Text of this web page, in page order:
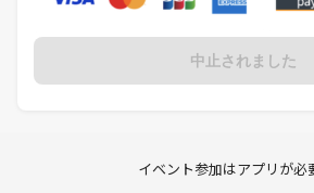
中止されました
イベント参加はアプリが必